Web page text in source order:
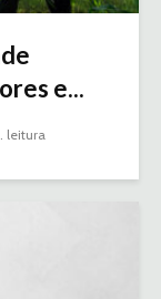
e...
leitura